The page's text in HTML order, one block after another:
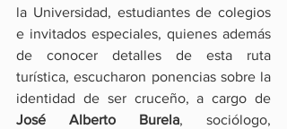
la Universidad, estudiantes de colegios
e invitados especiales, quienes además
de conocer detalles de esta ruta
turística, escucharon ponencias sobre la
José Alberto Burela, sociólogo,